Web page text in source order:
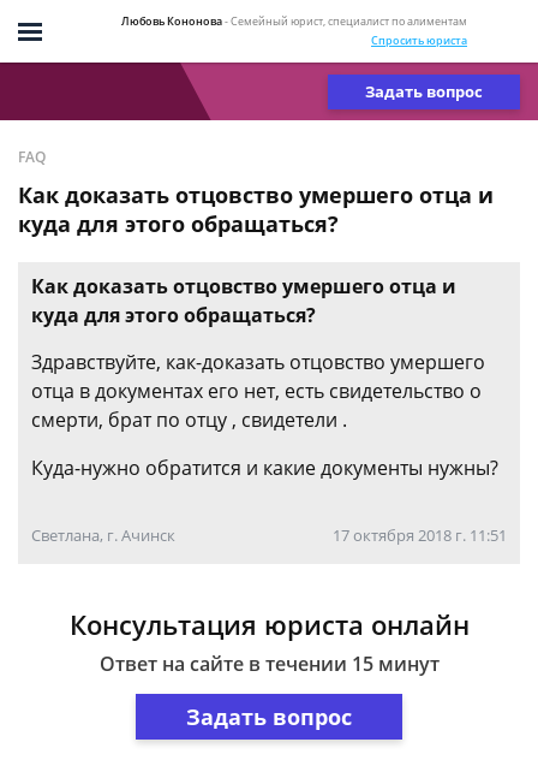
Любовь Кононова- Семейный юрист, специалист по алиментам
Спросить юриста
Задать вопрос
FAQ
Как доказать отцовство умершего отца и
куда для этого обращаться?
Как доказать отцовство умершего отца и
куда для этого обращаться?
Здравствуйте, как-доказать отцовство умершего
отца в документах его нет, есть свидетельство о
смерти, брат по отцу , свидетели .
Куда-нужно обратится и какие документы нужны?
Светлана, г. Ачинск 17 октября 2018 г. 11:51
Консультация юриста онлайн
Ответ на сайте в течении 15 минут
Задать вопрос